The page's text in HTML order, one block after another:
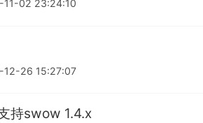
11-02 23:24:10
12-26 15:27:07
持swow 1.4.x